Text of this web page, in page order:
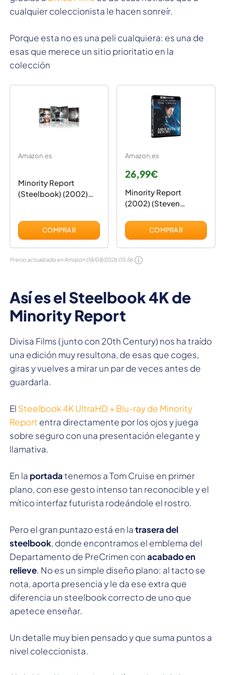
cualquier coleccionista le hacen sonreír.
Porque esta no es una peli cualquiera: es una de
esas que merece un sitio prioritatio en la
colección
Amazon.es
Minority Report
(Steelbook) (2002)
COMPRAR
Amazon.es
26,99€
Minority Report
(2002) (Steven
Blu-ray)COMPRAR
Precio actualizado en Amazon 08/08/2026 05:56
Así es el Steelbook 4K de
Minority Report
Divisa Films (junto con 20th Century) nos ha traído
una edición muy resultona, de esas que coges,
giras y vuelves a mirar un par de veces antes de
guardarla.
El Steelbook 4K UltraHD + Blu-ray de Minority
Report entra directamente por los ojos y juega
sobre seguro con una presentación elegante y
llamativa.
En la portadatenemos a Tom Cruise en primer
plano, con ese gesto intenso tan reconocible y el
mítico interfaz futurista rodeándole el rostro.
Pero el gran puntazo está en latrasera del
steelbook, donde encontramos el emblema del
Departamento de PreCrimen conacabado en
relieve. No es un simple diseño plano: al tacto se
nota, aporta presencia y le da ese extra que
diferencia un steelbook correcto de uno que
apetece enseñar.
Un detalle muy bien pensado y que suma puntos a
nivel coleccionista.